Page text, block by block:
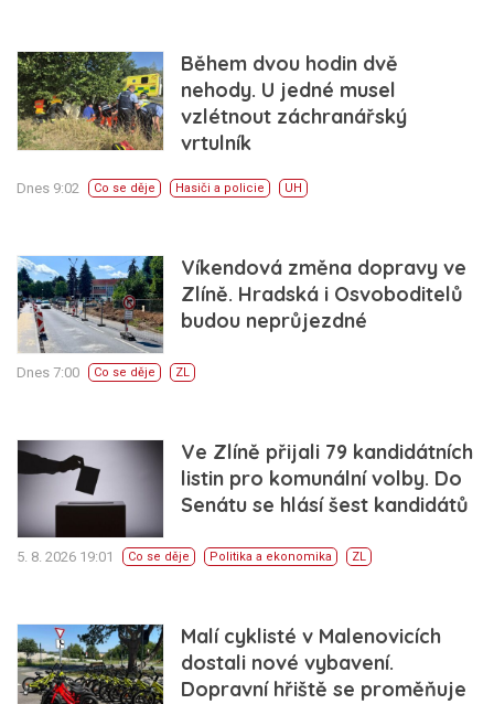
Během dvou hodin dvě
nehody. U jedné musel
vzlétnout záchranářský
vrtulník
Dnes 9:02 Co se děje Hasiči a policie UH
Víkendová změna dopravy ve
Zlíně. Hradská i Osvoboditelů
budou neprůjezdné
Dnes 7:00 Co se děje ZL
Ve Zlíně přijali 79 kandidátních
listin pro komunální volby. Do
Senátu se hlásí šest kandidátů
5. 8. 2026 19:01 Co se děje Politika a ekonomika ZL
Malí cyklisté v Malenovicích
dostali nové vybavení.
Dopravní hřiště se proměňuje